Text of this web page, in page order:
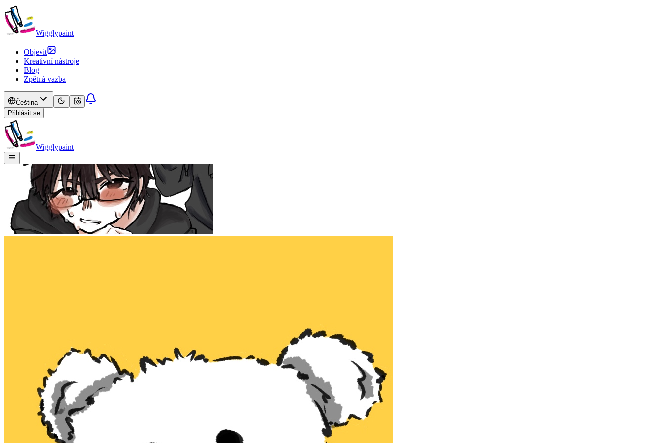
Wigglypaint
Objevit
Kreativní nástroje
Blog
Zpětná vazba
Čeština
Přihlásit se
Wigglypaint